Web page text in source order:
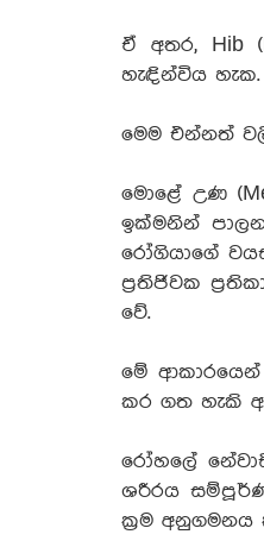
ඒ අතර, Hib
හැඳින්විය හැක.
මෙම එන්නත්
මොළේ උණ
ඉක්මනින්
රෝගියාගේ
ප්‍රතිජිවක
වේ.
මේ ආකාරයෙන්
කර ගත හැකි
රෝහලේ
ශරීරය
ක්‍රම අනුගමනය